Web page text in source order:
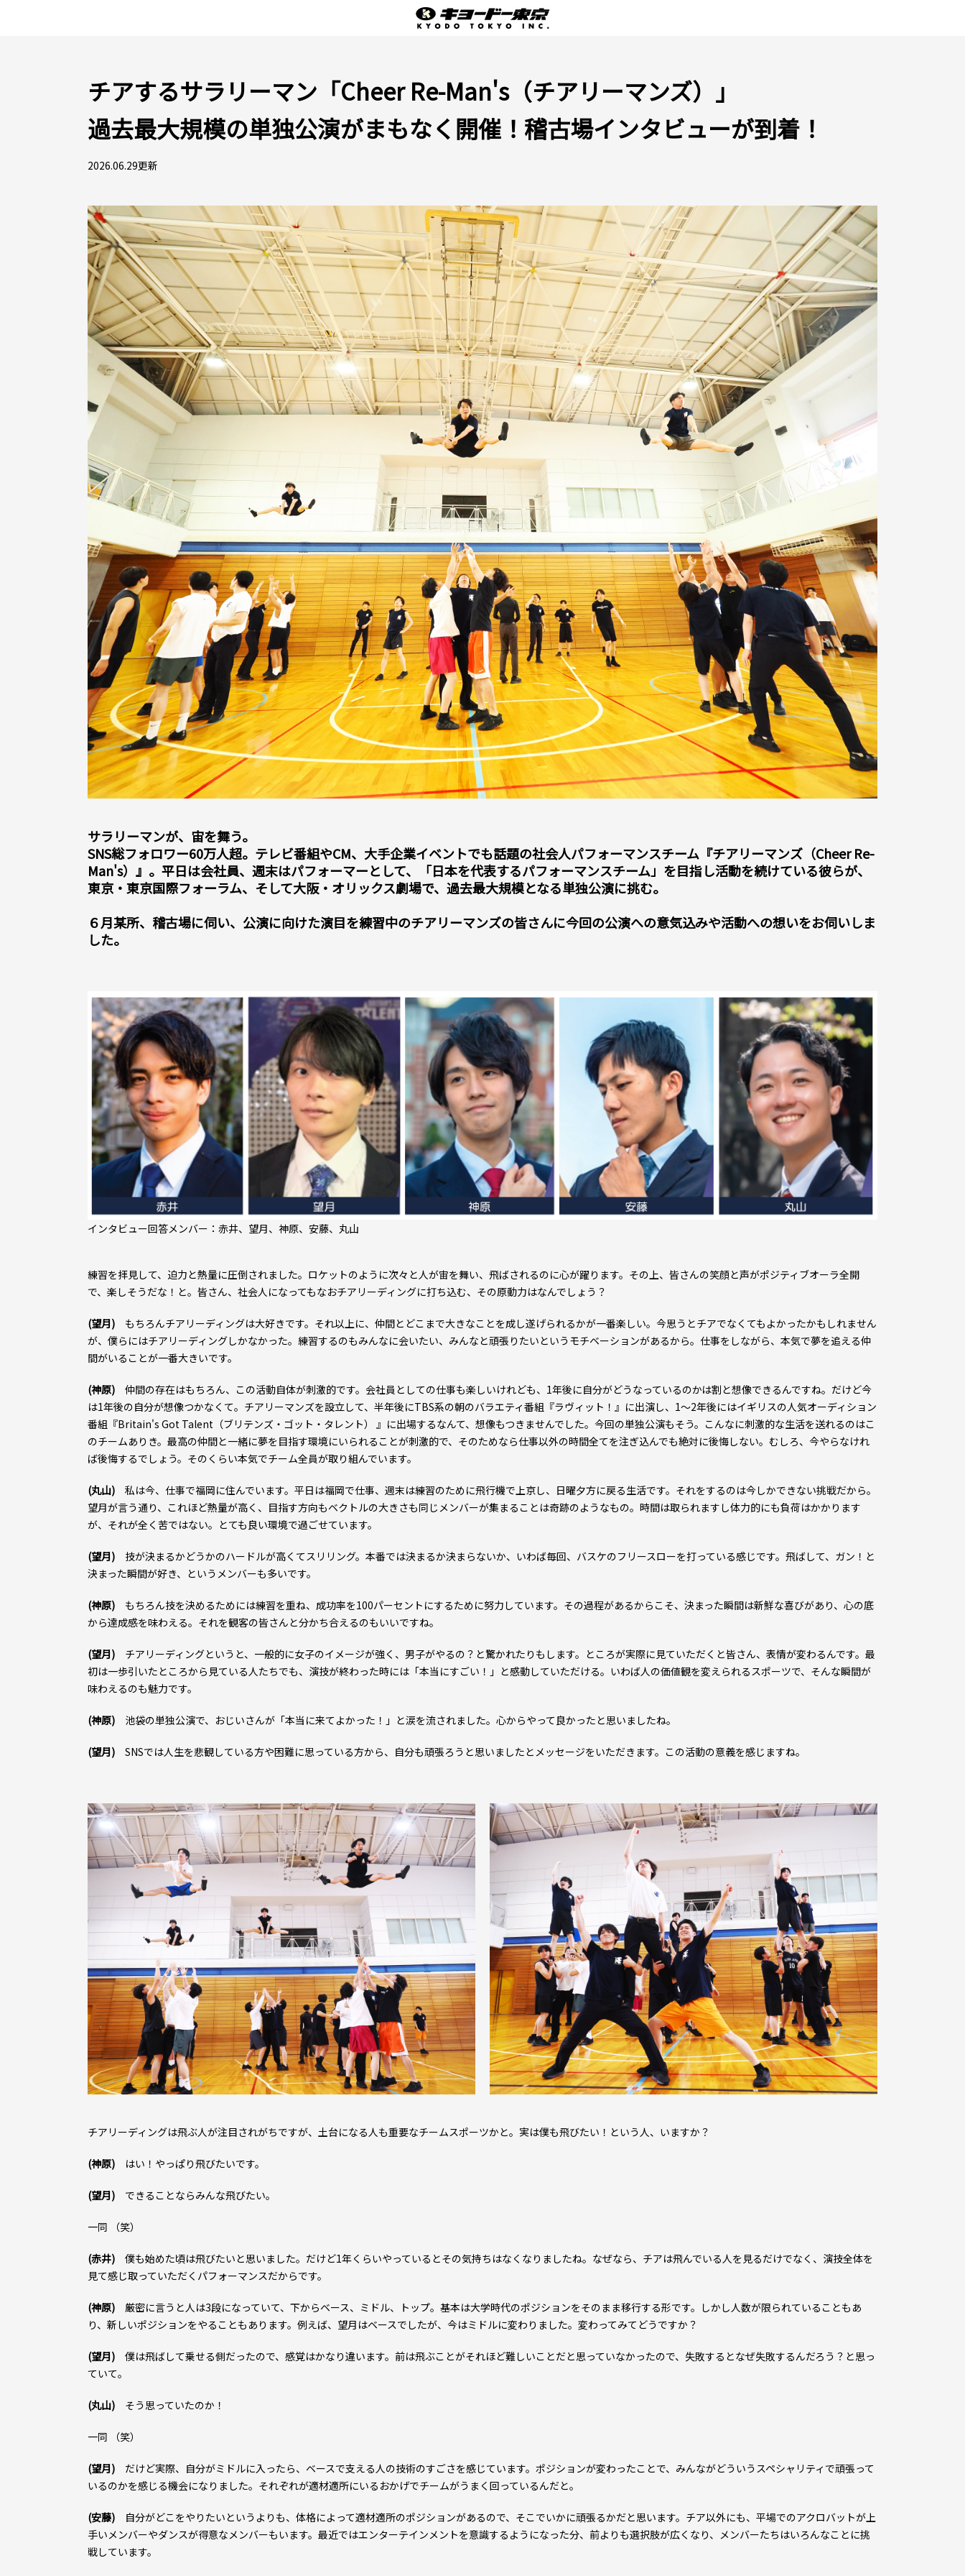
チアするサラリーマン「Cheer Re-Man's（チアリーマンズ）」
過去最大規模の単独公演がまもなく開催！稽古場インタビューが到着！
2026.06.29更新
サラリーマンが、宙を舞う。
SNS総フォロワー60万人超。テレビ番組やCM、大手企業イベントでも話題の社会人パフォーマンスチーム『チアリーマンズ（Cheer Re-
Man's）』。平日は会社員、週末はパフォーマーとして、「日本を代表するパフォーマンスチーム」を目指し活動を続けている彼らが、
東京・東京国際フォーラム、そして大阪・オリックス劇場で、過去最大規模となる単独公演に挑む。
６月某所、稽古場に伺い、公演に向けた演目を練習中のチアリーマンズの皆さんに今回の公演への意気込みや活動への想いをお伺いしま
した。
インタビュー回答メンバー：赤井、望月、神原、安藤、丸山
――練習を拝見して、迫力と熱量に圧倒されました。ロケットのように次々と人が宙を舞い、飛ばされるのに心が躍ります。その上、皆さんの笑顔と声がポジティブオーラ全開
で、楽しそうだな！と。皆さん、社会人になってもなおチアリーディングに打ち込む、その原動力はなんでしょう？
(望月) もちろんチアリーディングは大好きです。それ以上に、仲間とどこまで大きなことを成し遂げられるかが一番楽しい。今思うとチアでなくてもよかったかもしれません
が、僕らにはチアリーディングしかなかった。練習するのもみんなに会いたい、みんなと頑張りたいというモチベーションがあるから。仕事をしながら、本気で夢を追える仲
間がいることが一番大きいです。
(神原) 仲間の存在はもちろん、この活動自体が刺激的です。会社員としての仕事も楽しいけれども、1年後に自分がどうなっているのかは割と想像できるんですね。だけど今
は1年後の自分が想像つかなくて。チアリーマンズを設立して、半年後にTBS系の朝のバラエティ番組『ラヴィット！』に出演し、1～2年後にはイギリスの人気オーディション
番組『Britain's Got Talent（ブリテンズ・ゴット・タレント） 』に出場するなんて、想像もつきませんでした。今回の単独公演もそう。こんなに刺激的な生活を送れるのはこ
のチームありき。最高の仲間と一緒に夢を目指す環境にいられることが刺激的で、そのためなら仕事以外の時間全てを注ぎ込んでも絶対に後悔しない。むしろ、今やらなけれ
ば後悔するでしょう。そのくらい本気でチーム全員が取り組んでいます。
(丸山) 私は今、仕事で福岡に住んでいます。平日は福岡で仕事、週末は練習のために飛行機で上京し、日曜夕方に戻る生活です。それをするのは今しかできない挑戦だから。
望月が言う通り、これほど熱量が高く、目指す方向もベクトルの大きさも同じメンバーが集まることは奇跡のようなもの。時間は取られますし体力的にも負荷はかかります
が、それが全く苦ではない。とても良い環境で過ごせています。
(望月) 技が決まるかどうかのハードルが高くてスリリング。本番では決まるか決まらないか、いわば毎回、バスケのフリースローを打っている感じです。飛ばして、ガン！と
決まった瞬間が好き、というメンバーも多いです。
(神原) もちろん技を決めるためには練習を重ね、成功率を100パーセントにするために努力しています。その過程があるからこそ、決まった瞬間は新鮮な喜びがあり、心の底
から達成感を味わえる。それを観客の皆さんと分かち合えるのもいいですね。
(望月) チアリーディングというと、一般的に女子のイメージが強く、男子がやるの？と驚かれたりもします。ところが実際に見ていただくと皆さん、表情が変わるんです。最
初は一歩引いたところから見ている人たちでも、演技が終わった時には「本当にすごい！」と感動していただける。いわば人の価値観を変えられるスポーツで、そんな瞬間が
味わえるのも魅力です。
(神原) 池袋の単独公演で、おじいさんが「本当に来てよかった！」と涙を流されました。心からやって良かったと思いましたね。
(望月) SNSでは人生を悲観している方や困難に思っている方から、自分も頑張ろうと思いましたとメッセージをいただきます。この活動の意義を感じますね。
――チアリーディングは飛ぶ人が注目されがちですが、土台になる人も重要なチームスポーツかと。実は僕も飛びたい！という人、いますか？
(神原) はい！やっぱり飛びたいです。
(望月) できることならみんな飛びたい。
一同 （笑）
(赤井) 僕も始めた頃は飛びたいと思いました。だけど1年くらいやっているとその気持ちはなくなりましたね。なぜなら、チアは飛んでいる人を見るだけでなく、演技全体を
見て感じ取っていただくパフォーマンスだからです。
(神原) 厳密に言うと人は3段になっていて、下からベース、ミドル、トップ。基本は大学時代のポジションをそのまま移行する形です。しかし人数が限られていることもあ
り、新しいポジションをやることもあります。例えば、望月はベースでしたが、今はミドルに変わりました。変わってみてどうですか？
(望月) 僕は飛ばして乗せる側だったので、感覚はかなり違います。前は飛ぶことがそれほど難しいことだと思っていなかったので、失敗するとなぜ失敗するんだろう？と思っ
ていて。
(丸山) そう思っていたのか！
一同 （笑）
(望月) だけど実際、自分がミドルに入ったら、ベースで支える人の技術のすごさを感じています。ポジションが変わったことで、みんながどういうスペシャリティで頑張って
いるのかを感じる機会になりました。それぞれが適材適所にいるおかげでチームがうまく回っているんだと。
(安藤) 自分がどこをやりたいというよりも、体格によって適材適所のポジションがあるので、そこでいかに頑張るかだと思います。チア以外にも、平場でのアクロバットが上
手いメンバーやダンスが得意なメンバーもいます。最近ではエンターテインメントを意識するようになった分、前よりも選択肢が広くなり、メンバーたちはいろんなことに挑
戦しています。